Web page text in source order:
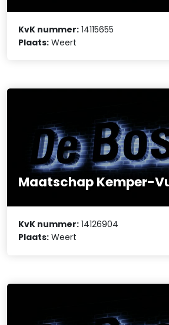
KvK nummer: 14115655
Plaats: Weert
Maatschap Kemper-
KvK nummer: 14126904
Plaats: Weert